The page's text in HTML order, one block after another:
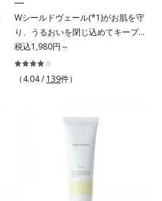
不使用(*5)・パラベンフリー、6つ
のフリー処方で徹底的に肌に寄り添
います。*1 乾燥と敏感をくり返す
こと*2 敏感肌対象連用テスト済
（すべての方のお肌に合うというこ
とではありません）*3 乾燥して敏
＝乾燥を防ぎ、うるおいに満ちた肌
へ導く保湿成分、植物由来アミノ酸
（エルゴチオネイン）配合＝肌を整
え、すこやかに保つ保湿成分、微生
物由来アミノ酸（エクトイン）配合
＝乱れた角層にうるおいを与え、肌
Wシールドヴェール(*1)がお肌を守
り、うるおいを閉じ込めてキープす
る美白(*2)保湿液。業界初(*3)知見
「メラニンの第三のルート」である
「横のひろがり」に着目して、全方
てしまった紫外線ダメージをきっか
けに、肌深く(*6)では「メラニンに
じみ(*7)」が発現。シミやそばかす
という「点」だけでなく、透明感の
なさなどの「面」での透明感を阻害
する原因を引き起こしていることが
税込1,980円～
（4.04 / 139件）